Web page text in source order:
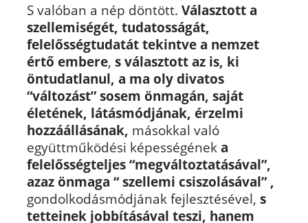
S valóban a nép döntött. Választott a
szellemiségét, tudatosságát,
felelősségtudatát tekintvea nemzet
értő embere, sválasztott az is, ki
öntudatlanul, a ma oly divatos
“változást” sosem önmagán, saját
életének, látásmódjának, érzelmi
hozzáállásának, másokkal való
együttműködési képességének a
felelősségteljes “megváltoztatásával”,
azaz önmaga “ szellemi csiszolásával” ,
gondolkodásmódjának fejlesztésével, s
tetteinek jobbításával teszi, hanem